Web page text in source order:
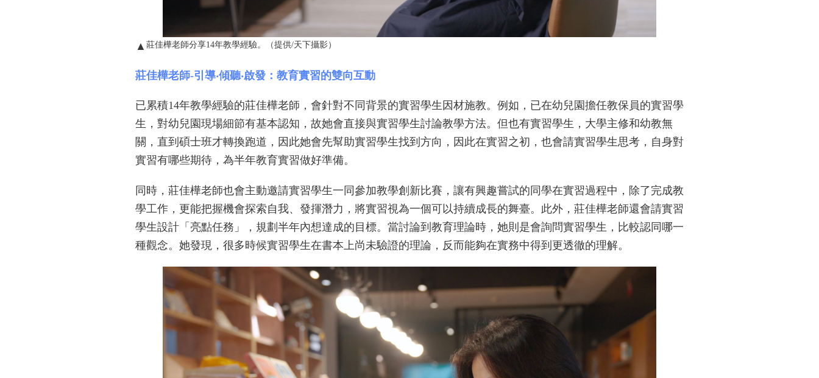
▲ 莊佳樺老師分享14年教學經驗。（提供/天下攝影）
莊佳樺老師-引導‧傾聽‧啟發：教育實習的雙向互動
已累積14年教學經驗的莊佳樺老師，會針對不同背景的實習學生因材施教。例如，已在幼兒園擔任教保員的實習學
生，對幼兒園現場細節有基本認知，故她會直接與實習學生討論教學方法。但也有實習學生，大學主修和幼教無
關，直到碩士班才轉換跑道，因此她會先幫助實習學生找到方向，因此在實習之初，也會請實習學生思考，自身對
實習有哪些期待，為半年教育實習做好準備。
同時，莊佳樺老師也會主動邀請實習學生一同參加教學創新比賽，讓有興趣嘗試的同學在實習過程中，除了完成教
學工作，更能把握機會探索自我、發揮潛力，將實習視為一個可以持續成長的舞臺。此外，莊佳樺老師還會請實習
學生設計「亮點任務」，規劃半年內想達成的目標。當討論到教育理論時，她則是會詢問實習學生，比較認同哪一
種觀念。她發現，很多時候實習學生在書本上尚未驗證的理論，反而能夠在實務中得到更透徹的理解。